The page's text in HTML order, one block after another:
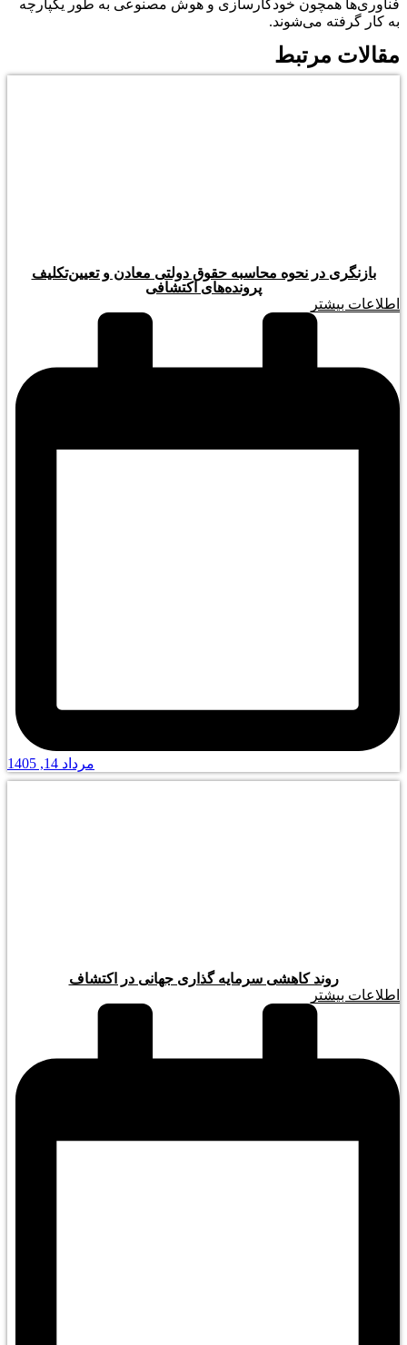
فناوری‌ها همچون خودکارسازی و هوش مصنوعی به طور یکپارچه
به کار گرفته می‌شوند.
مقالات مرتبط
بازنگری در نحوه محاسبه حقوق دولتی معادن و تعیین‌تکلیف
پرونده‌های اکتشافی
اطلاعات بیشتر
مرداد 14, 1405
روند کاهشی سرمایه گذاری جهانی در اکتشاف
اطلاعات بیشتر